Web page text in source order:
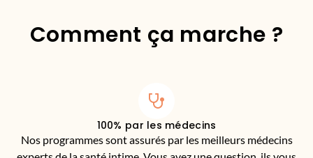
Comment ça marche ?
100% par les médecins
Nos programmes sont assurés par les meilleurs médecins